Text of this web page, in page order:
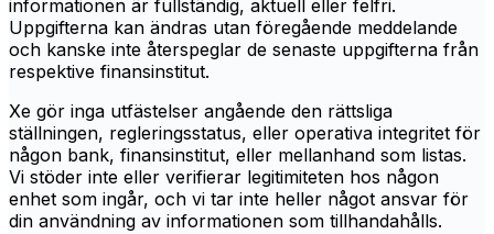
informationen är fullständig, aktuell eller felfri.
Uppgifterna kan ändras utan föregående meddelande
och kanske inte återspeglar de senaste uppgifterna från
respektive finansinstitut.
Xe gör inga utfästelser angående den rättsliga
ställningen, regleringsstatus, eller operativa integritet för
någon bank, finansinstitut, eller mellanhand som listas.
Vi stöder inte eller verifierar legitimiteten hos någon
enhet som ingår, och vi tar inte heller något ansvar för
din användning av informationen som tillhandahålls.